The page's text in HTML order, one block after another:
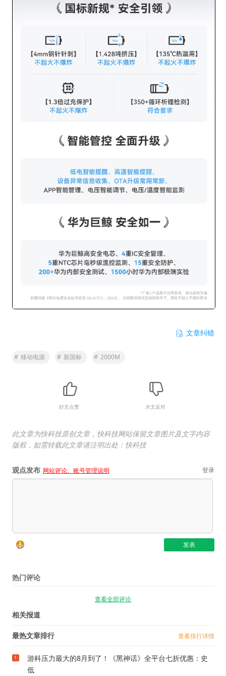
文章纠错
# 移动电源 # 新国标 # 2000M
好文点赞 水文反对
此文章为快科技原创文章，快科技网站保留文章图片及文字内容
版权，如需转载此文章请注明出处：快科技
观点发布 网站评论、账号管理说明 登录
热门评论
查看全部评论
相关报道
最热文章排行 查看排行详情
1
游科压力最大的8月到了！《黑神话》全平台七折优惠：史
低